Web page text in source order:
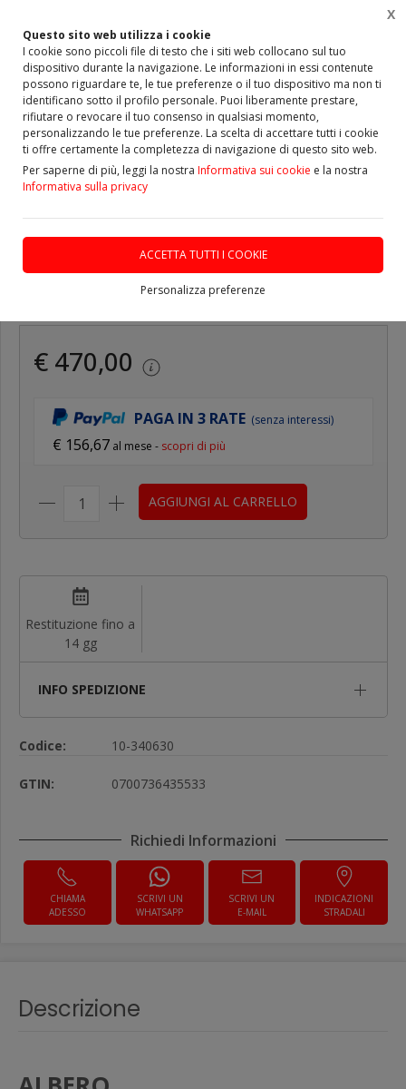
Questo sito web utilizza i cookie
I cookie sono piccoli file di testo che i siti web collocano sul tuo
dispositivo durante la navigazione. Le informazioni in essi contenute
possono riguardare te, le tue preferenze o il tuo dispositivo ma non ti
identificano sotto il profilo personale. Puoi liberamente prestare,
rifiutare o revocare il tuo consenso in qualsiasi momento,
personalizzando le tue preferenze. La scelta di accettare tutti i cookie
ti offre certamente la completezza di navigazione di questo sito web.
Per saperne di più, leggi la nostra Informativa sui cookie e la nostra
Informativa sulla privacy
ACCETTA TUTTI I COOKIE
Personalizza preferenze
X
Home Vetrina ALBERI TRASMISSIONE
ULTIMO PEZZO
Albero Trasmissione BMW
X3 (E83) 2.0D
€ 470,00
PAGA IN 3 RATE (senza interessi)
€ 156,67 al mese - scopri di più
AGGIUNGI AL CARRELLO
Restituzione fino a
14 gg
INFO SPEDIZIONE
Codice: 10-340630
GTIN: 0700736435533
Richiedi Informazioni
CHIAMA
ADESSO
SCRIVI UN
WHATSAPP
SCRIVI UN
E-MAIL
INDICAZIONI
STRADALI
Descrizione